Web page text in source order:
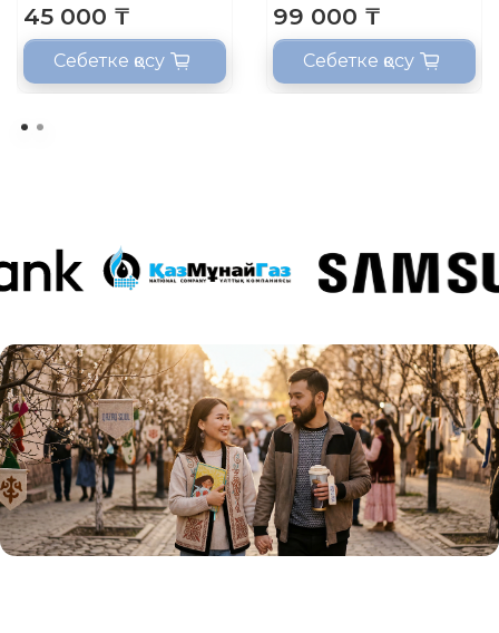
45 000 ₸
Себетке қосу
99 000 ₸
Себетке қосу